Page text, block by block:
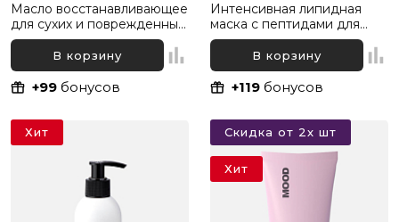
Масло восстанавливающее
для сухих и поврежденных
волос Bravia Oil Hair Repair,
В корзину
+99 бонусов
Интенсивная липидная
маска с пептидами для
глубокого восстановления
волос Dr. For Hair Unove,
40 мл
В корзину
+119 бонусов
Хит Скидка от 2х шт
Хит